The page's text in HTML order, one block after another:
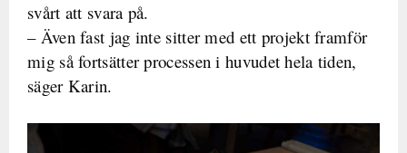
svårt att svara på.
– Även fast jag inte sitter med ett projekt framför
mig så fortsätter processen i huvudet hela tiden,
säger Karin.